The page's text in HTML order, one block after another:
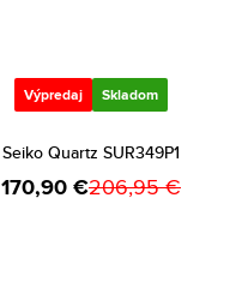
Výpredaj Skladom
Seiko Quartz SUR349P1
170,90 €206,95 €